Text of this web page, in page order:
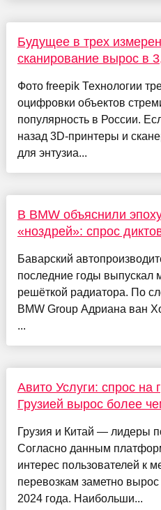
Будущее в трех
сканирование вырос в
Фото freepik Технологии
оцифровки объектов
популярность в России.
назад 3D-принтеры и
для энтузиа...
В BMW объяснили
«ноздрей»: спрос
Баварский
последние годы выпускал
решёткой радиатора. По
BMW Group Адриана ван
...
Авито Услуги: спрос на
Грузией вырос более
Грузия и Китай — лидеры
Согласно данным
интерес пользователей к
перевозкам заметно
2024 года. Наибольши...